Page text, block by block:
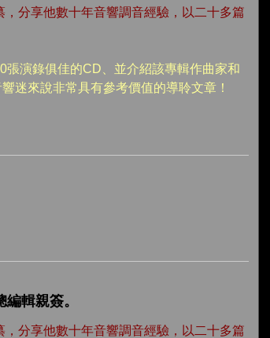
分享他數十年音響調音經驗，以二十多篇
演錄俱佳的CD、並介紹該專輯作曲家和
迷來說非常具有參考價值的導聆文章！
輯親簽。
分享他數十年音響調音經驗，以二十多篇